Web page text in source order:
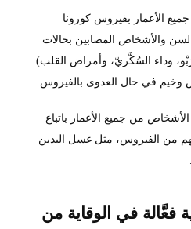
الأعمار بفيروس كورونا
أن كبار السن والأشخاص المصابين بحالات
وداء السُكَّريّ، وأمراض القلب)
وخيم في حال العدوى بالفيروس.
من جميع الأعمار باتباع
من الفيروس، مثل غسل اليدين
فعَّالة في الوقاية من